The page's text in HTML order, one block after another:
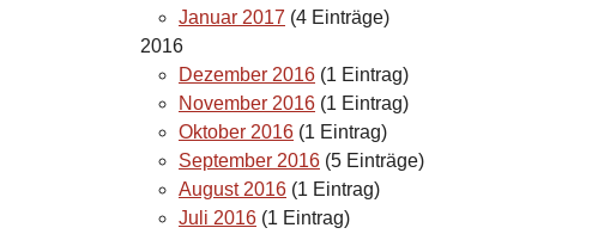
Januar 2017 (4 Einträge)
2016
Dezember 2016 (1 Eintrag)
November 2016 (1 Eintrag)
Oktober 2016 (1 Eintrag)
September 2016 (5 Einträge)
August 2016 (1 Eintrag)
Juli 2016 (1 Eintrag)